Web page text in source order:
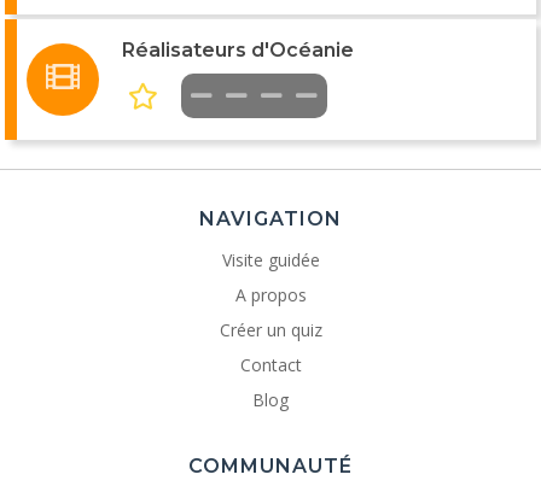
Réalisateurs d'Océanie
NAVIGATION
Visite guidée
A propos
Créer un quiz
Contact
Blog
COMMUNAUTÉ